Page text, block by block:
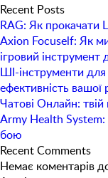
Recent Posts
RAG: Як прокачати
Axion Focuself: Як
ігровий інструмент
ШІ-інструменти для
ефективність вашої
Чатові Онлайн: твій
Army Health
бою
Recent Comments
Немає коментарів